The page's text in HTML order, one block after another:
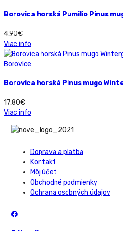
Borovica horská Pumilio Pinus
4,90€
Viac info
Borovice
Borovica horská Pinus mugo
17,80€
Viac info
Doprava a platba
Kontakt
Môj účet
Obchodné podmienky
Ochrana osobných údajov